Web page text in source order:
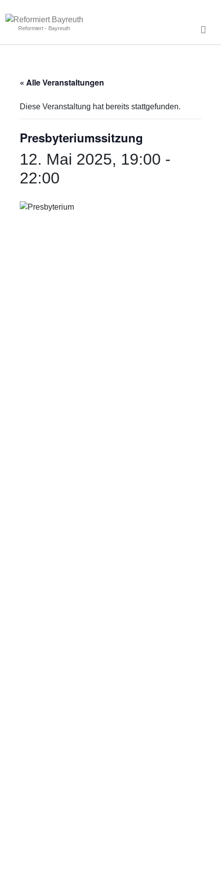
Reformiert - Bayreuth
« Alle Veranstaltungen
Diese Veranstaltung hat bereits stattgefunden.
Presbyteriumssitzung
12. Mai 2025, 19:00 -
22:00